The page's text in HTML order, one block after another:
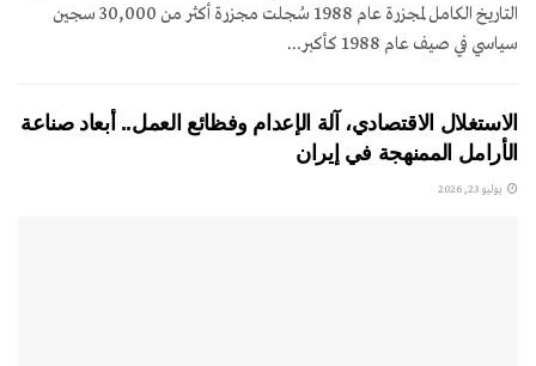
التاريخ الكامل لمجزرة عام 1988 سُجلت مجزرة أكثر من 30,000 سجين
سياسي في صيف عام 1988 كأكبر...
الاستغلال الاقتصادي، آلة الإعدام وفظائع العمل.. أبعاد صناعة
الأرامل الممنهجة في إيران
يوليو 23, 2026